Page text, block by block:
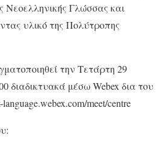
Νεοελληνικής Γλώσσας και
υλικό της Πολύτροπης
την Τετάρτη 29
διαδικτυακά μέσω Webex δια του
meet/centre